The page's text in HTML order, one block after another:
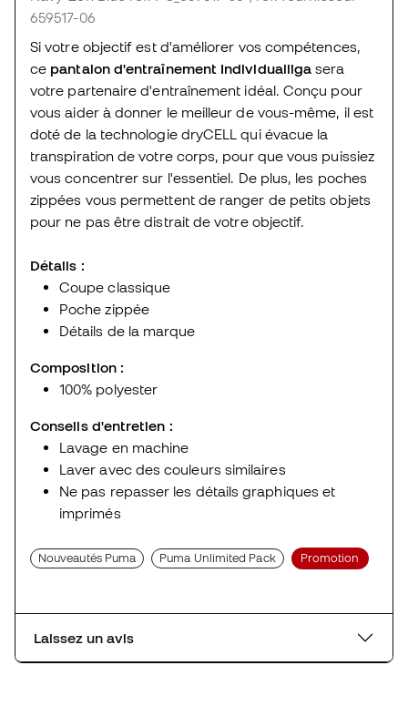
659517-06
Si votre objectif est d'améliorer vos compétences,
ce pantalon d'entraînement Individualliga sera
votre partenaire d'entraînement idéal. Conçu pour
vous aider à donner le meilleur de vous-même, il est
doté de la technologie dryCELL qui évacue la
transpiration de votre corps, pour que vous puissiez
vous concentrer sur l'essentiel. De plus, les poches
zippées vous permettent de ranger de petits objets
pour ne pas être distrait de votre objectif.
Détails :
Coupe classique
Poche zippée
Détails de la marque
Composition :
100% polyester
Conseils d'entretien :
Lavage en machine
Laver avec des couleurs similaires
Ne pas repasser les détails graphiques et
imprimés
Nouveautés Puma Puma Unlimited Pack Promotion
Laissez un avis